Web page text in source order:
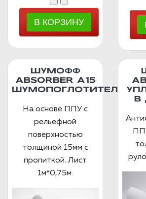
ШУМОФФ
ABSORBER А15
ШУМОПОГЛОТИТЕЛЬ
На основе ППУ с
рельефной
поверхностью
толщиной 15мм с
пропиткой. Лист
1м*0,75м.
В